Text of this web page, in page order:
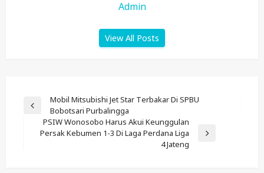
Admin
View All Posts
Post
Navigation
Previous
Mobil Mitsubishi Jet Star Terbakar Di SPBU
Bobotsari Purbalingga
Next
PSIW Wonosobo Harus Akui Keunggulan
Persak Kebumen 1-3 Di Laga Perdana Liga
4 Jateng